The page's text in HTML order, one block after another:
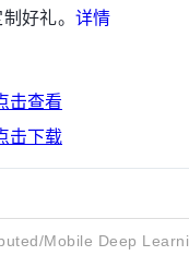
好礼。详情
击查看
击下载
Mobile Deep